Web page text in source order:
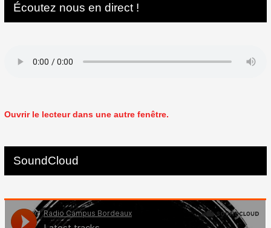
Écoutez nous en direct !
Ouvrir le lecteur dans une autre fenêtre.
SoundCloud